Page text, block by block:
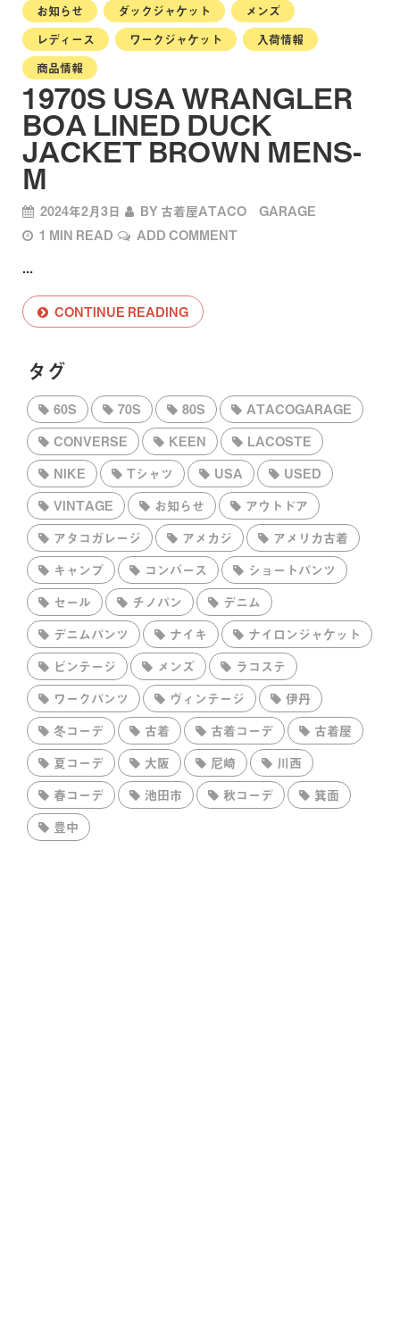
お知らせ
ダックジャケット
メンズ
レディース
ワークジャケット
入荷情報
商品情報
1970S USA WRANGLER
BOA LINED DUCK
JACKET BROWN MENS-
M
2024年2月3日 BY 古着屋ATACO GARAGE
1 MIN READ
ADD COMMENT
...
CONTINUE READING
タグ
60S 70S 80S
ATACOGARAGE
CONVERSE
KEEN
LACOSTE
NIKE
Tシャツ USA
USED
VINTAGE
お知らせ
アウトドア
アタコガレージ
アメカジ
アメリカ古着
キャンプ
コンバース
ショートパンツ
セール
チノパン
デニム
デニムパンツ
ナイキ
ナイロンジャケット
ビンテージ
メンズ
ラコステ
ワークパンツ
ヴィンテージ
伊丹
冬コーデ
古着 古着コーデ
古着屋
夏コーデ
大阪 尼崎
川西
春コーデ
池田市 秋コーデ
箕面
豊中